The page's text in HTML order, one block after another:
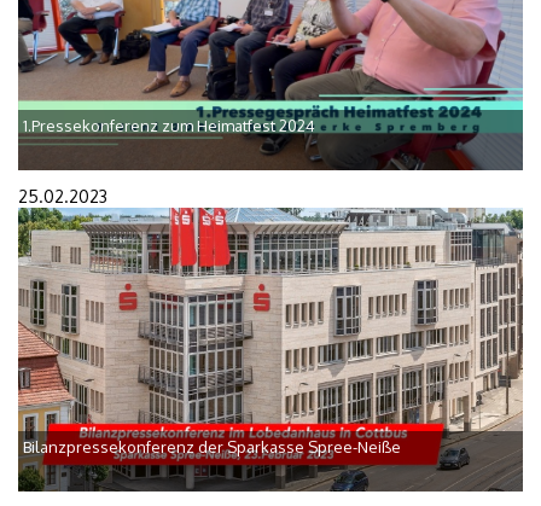
1.Pressekonferenz zum Heimatfest 2024
25.02.2023
Bilanzpressekonferenz der Sparkasse Spree-Neiße